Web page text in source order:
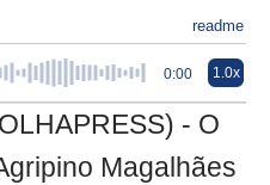
readme
0:00 1.0x
- O
Magalhães